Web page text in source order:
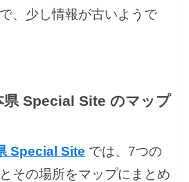
、少し情報が古いようで
県 Special Site のマップ
Special Site では、7つの
その場所をマップにまとめ